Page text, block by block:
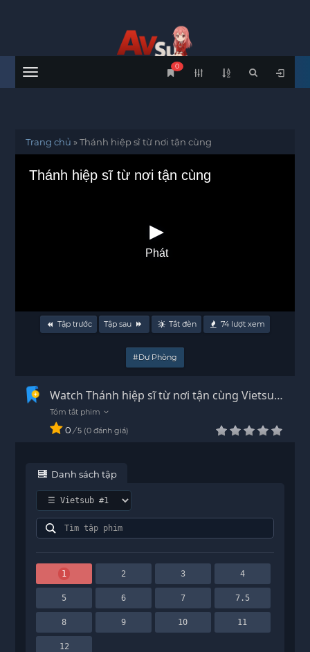
Menu
0
Trang chủ »Thánh hiệp sĩ từ nơi tận cùng
Thánh hiệp sĩ từ nơi tận cùng
Phát
Tập trước Tập sau Tắt đèn 74 lượt xem
#Dự Phòng
Watch Thánh hiệp sĩ từ nơi tận cùng Vietsub
- HD
0 / 5 0 đánh giá
Danh sách tập
1 2 3 4
5 6 7 7.5
8 9 10 11
12